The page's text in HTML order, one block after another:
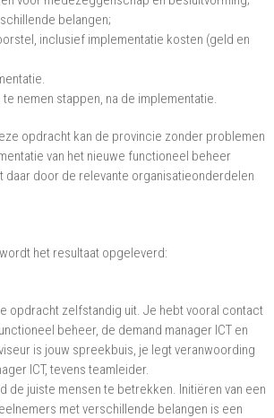
belangen;
inclusief implementatie kosten (geld en
nemen stappen, na de implementatie.
opdracht kan de provincie zonder problemen
van het nieuwe functioneel beheer
daar door de relevante organisatieonderdelen
het resultaat opgeleverd:
opdracht zelfstandig uit. Je hebt vooral contact
beheer, de demand manager ICT en
is jouw spreekbuis, je legt veranwoording
ICT, tevens teamleider.
de juiste mensen te betrekken. Initiëren van een
met verschillende belangen is een